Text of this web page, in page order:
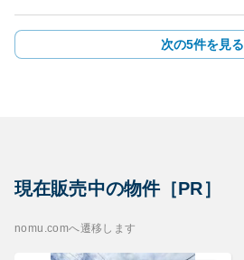
次の5件を見る
現在販売中の物件［PR］
nomu.comへ遷移します